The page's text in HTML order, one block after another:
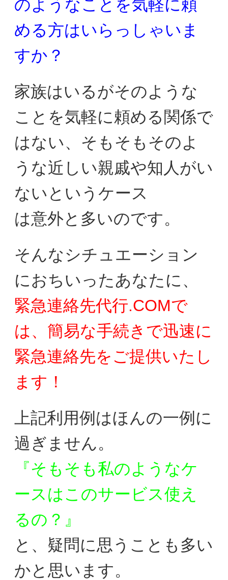
のようなことを気軽に頼
める方はいらっしゃいま
すか？
家族はいるがそのような
ことを気軽に頼める関係で
はない、 そもそもそのよ
うな近しい親戚や知人がい
ないというケース
は意外と多いのです。
そんなシチュエーション
におちいったあなたに、
緊急連絡先代行.COMで
は、簡易な手続きで迅速に
緊急連絡先をご提供いたし
ます！
上記利用例はほんの一例に
過ぎません。
『そもそも私のようなケ
ースはこのサービス使え
るの？』
と、疑問に思うことも多い
かと思います。